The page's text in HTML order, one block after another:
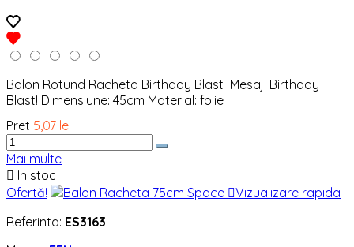
Balon Rotund Racheta Birthday Blast Mesaj: Birthday
Blast! Dimensiune: 45cm Material: folie
Pret 5,07 lei
Mai multe
 In stoc
Ofertă!
Vizualizare rapida
Referinta: ES3163